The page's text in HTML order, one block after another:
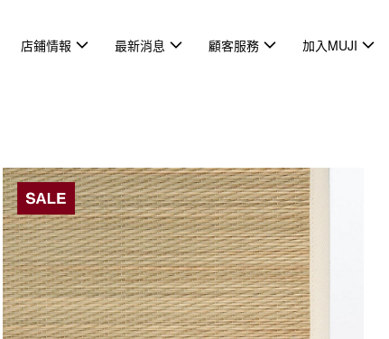
店鋪情報 最新消息 顧客服務 加入MUJI